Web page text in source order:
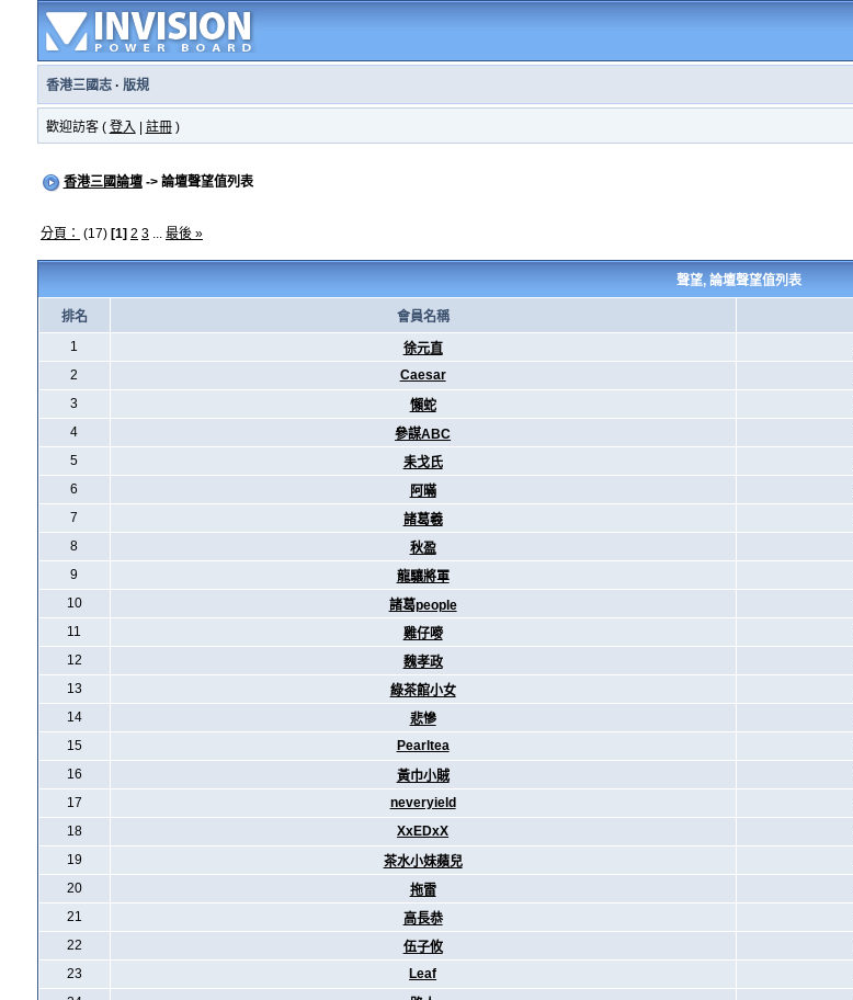
香港三國志· 版規
歡迎訪客 ( 登入 註冊)
香港三國論壇-> 論壇聲望值列表
分頁： (17) [1] 2 3... 最後 »
聲望, 論壇聲望值列表
排名 會員名稱
1
徐元直
2
Caesar
3
懶蛇
4
參謀ABC
5
耒戈氏
6
阿暪
7
諸葛羲
8
秋盈
9
龍驤將軍
10
諸葛people
11
雞仔嘜
12
魏孝政
13
綠茶館小女
14
悲慘
15
Pearltea
16
黃巾小賊
17
neveryield
18
XxEDxX
19
茶水小妹蘋兒
20
拖雷
21
高長恭
22
伍子攸
23
Leaf